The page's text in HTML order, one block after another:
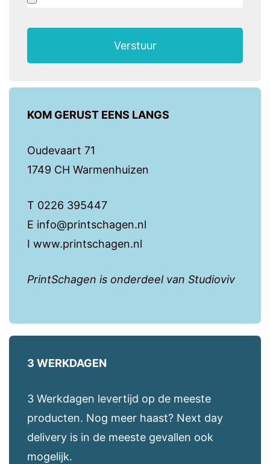
Verstuur
KOM GERUST EENS LANGS
Oudevaart 71
1749 CH Warmenhuizen
T 0226 395447
E info@printschagen.nl
I www.printschagen.nl
PrintSchagen is onderdeel van Studioviv
3 WERKDAGEN
3 Werkdagen levertijd op de meeste
producten. Nog meer haast? Next day
delivery is in de meeste gevallen ook
mogelijk.